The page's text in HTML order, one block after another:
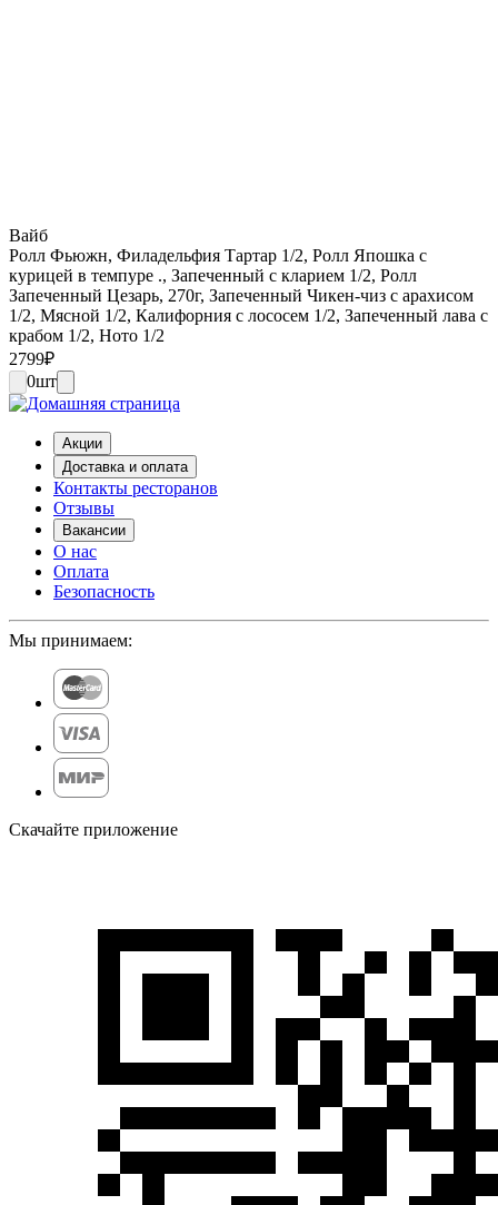
Вайб
Ролл Фьюжн, Филадельфия Тартар 1/2, Ролл Япошка с
курицей в темпуре ., Запеченный с кларием 1/2, Ролл
Запеченный Цезарь, 270г, Запеченный Чикен-чиз с арахисом
1/2, Мясной 1/2, Калифорния с лососем 1/2, Запеченный лава с
крабом 1/2, Ното 1/2
2799₽
0шт
Акции
Доставка и оплата
Контакты ресторанов
Отзывы
Вакансии
О нас
Оплата
Безопасность
Мы принимаем:
Скачайте приложение